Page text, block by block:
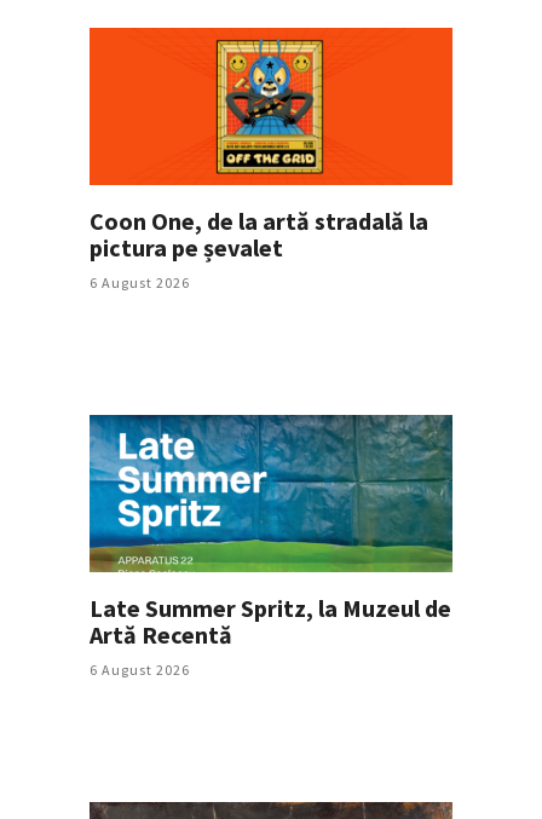
Coon One, de la artă stradală la
pictura pe șevalet
6 August 2026
Late Summer Spritz, la Muzeul de
Artă Recentă
6 August 2026